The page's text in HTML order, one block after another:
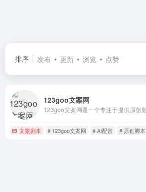
排序 发布 更新 浏览 点赞
123goo文案网
文案剧本 # 123goo文案网 # AI配音 # 原创脚本